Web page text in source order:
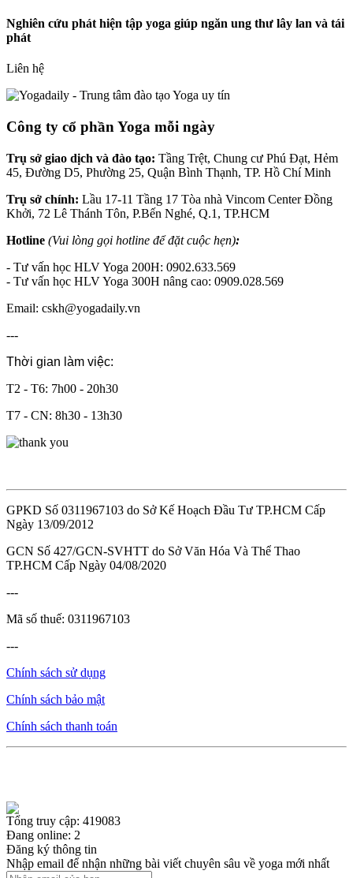
Nghiên cứu phát hiện tập yoga giúp ngăn ung thư lây lan và tái
phát
Liên hệ
Công ty cổ phần Yoga mỗi ngày
Trụ sở giao dịch và đào tạo: Tầng Trệt, Chung cư Phú Đạt, Hẻm
45, Đường D5, Phường 25, Quận Bình Thạnh, TP. Hồ Chí Minh
Trụ sở chính: Lầu 17-11 Tầng 17 Tòa nhà Vincom Center Đồng
Khởi, 72 Lê Thánh Tôn, P.Bến Nghé, Q.1, TP.HCM
Hotline (Vui lòng gọi hotline để đặt cuộc hẹn):
- Tư vấn học HLV Yoga 200H: 0902.633.569
- Tư vấn học HLV Yoga 300H nâng cao: 0909.028.569
Email: cskh@yogadaily.vn
---
Thời gian làm việc:
T2 - T6: 7h00 - 20h30
T7 - CN: 8h30 - 13h30
GPKD Số 0311967103 do Sở Kế Hoạch Đầu Tư TP.HCM Cấp
Ngày 13/09/2012
GCN Số 427/GCN-SVHTT do Sở Văn Hóa Và Thể Thao
TP.HCM Cấp Ngày 04/08/2020
---
Mã số thuế: 0311967103
---
Chính sách sử dụng
Chính sách bảo mật
Chính sách thanh toán
Tổng truy cập: 419083
Đang online: 2
Đăng ký thông tin
Nhập email để nhận những bài viết chuyên sâu về yoga mới nhất